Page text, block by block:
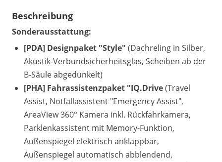
Beschreibung
Sonderausstattung:
[PDA] Designpaket "Style" (Dachreling in Silber,
Akustik-Verbundsicherheitsglas, Scheiben ab der
B-Säule abgedunkelt)
[PHA] Fahrassistenzpaket "IQ.Drive(Travel
Assist, Notfallassistent "Emergency Assist",
AreaView 360° Kamera inkl. Rückfahrkamera,
Parklenkassistent mit Memory-Funktion,
Außenspiegel elektrisch anklappbar,
Außenspiegel automatisch abblendend,